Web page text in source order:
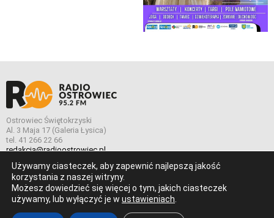
Ostrowiec Świętokrzyski
Al. 3 Maja 17 (Galeria Łysica)
tel. 41 266 22 66
redakcja@radioostrowiec.pl
© Wszelkie prawa zastrzeżone. Radio Ostrowiec 2026 Radio
Ostrowiec.
Stworzone z
Używamy ciasteczek, aby zapewnić najlepszą jakość
korzystania z naszej witryny.
Możesz dowiedzieć się więcej o tym, jakich ciasteczek
używamy, lub wyłączyć je w ustawieniach